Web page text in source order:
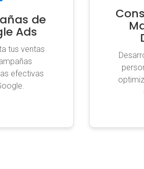
de
Ads
tus ventas
efectivas